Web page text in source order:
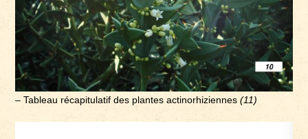
– Tableau récapitulatif des plantes actinorhiziennes (11)